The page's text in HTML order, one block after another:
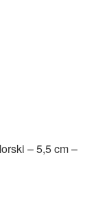
– 5,5 cm –